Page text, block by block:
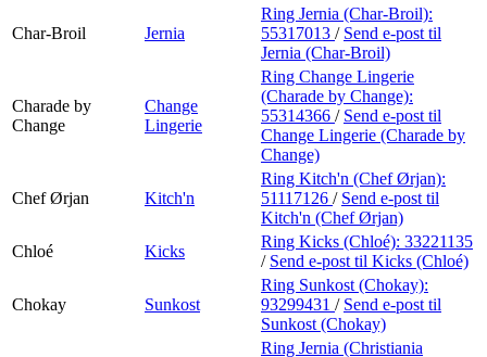
Char-Broil Jernia
Ring Jernia (Char-Broil):
55317013 / Send e-post til
Jernia (Char-Broil)
Charade by
Change
Change
Lingerie
Ring Change Lingerie
(Charade by Change):
55314366 / Send e-post til
Change Lingerie (Charade by
Change)
Chef Ørjan Kitch'n
Ring Kitch'n (Chef Ørjan):
51117126 / Send e-post til
Kitch'n (Chef Ørjan)
Chloé
Kicks
Ring Kicks (Chloé): 33221135
/ Send e-post til Kicks (Chloé)
Chokay Sunkost
Ring Sunkost (Chokay):
93299431 / Send e-post til
Sunkost (Chokay)
Ring Jernia (Christiania